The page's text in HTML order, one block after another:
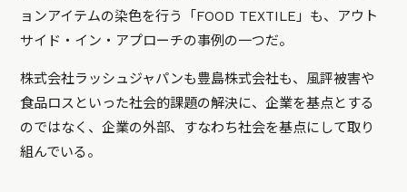
ョンアイテムの染色を行う「FOOD TEXTILE」も、アウト
サイド・イン・アプローチの事例の一つだ。
株式会社ラッシュジャパンも豊島株式会社も、風評被害や
食品ロスといった社会的課題の解決に、企業を基点とする
のではなく、企業の外部、すなわち社会を基点にして取り
組んでいる。